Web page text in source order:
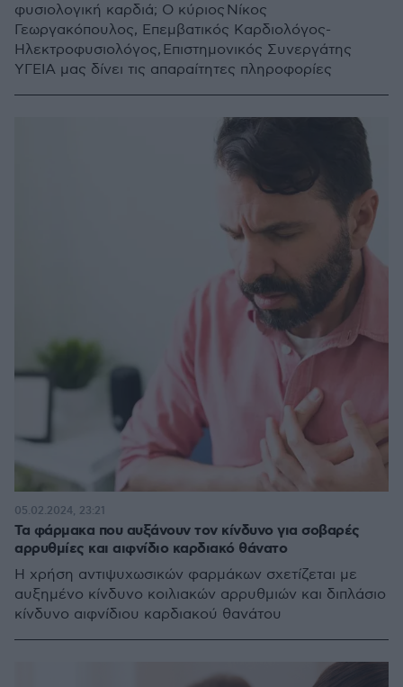
φυσιολογική καρδιά; Ο κύριος Νίκος
Γεωργακόπουλος, Επεμβατικός Καρδιολόγος-
Ηλεκτροφυσιολόγος, Επιστημονικός Συνεργάτης
ΥΓΕΙΑ μας δίνει τις απαραίτητες πληροφορίες
Τα φάρμακα που αυξάνουν τον κίνδυνο για σοβαρές
αρρυθμίες και αιφνίδιο καρδιακό θάνατο
Η χρήση αντιψυχωσικών φαρμάκων σχετίζεται με
αυξημένο κίνδυνο κοιλιακών αρρυθμιών και διπλάσιο
κίνδυνο αιφνίδιου καρδιακού θανάτου
05.02.2024, 23:21